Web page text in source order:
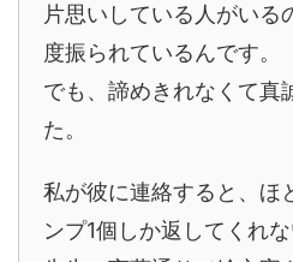
片思いしている人がいる
度振られているんです。
でも、諦めきれなくて真
た。
私が彼に連絡すると、ほ
ンプ1個しか返してくれな